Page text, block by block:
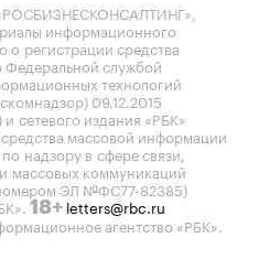
информационного
о регистрации средства
службой
технологий
09.12.2015
издания «РБК»
массовой информации
надзору в сфере связи,
массовых коммуникаций
ЭЛ №ФС77-82385)
18+ letters@rbc.ru
агентство «РБК».